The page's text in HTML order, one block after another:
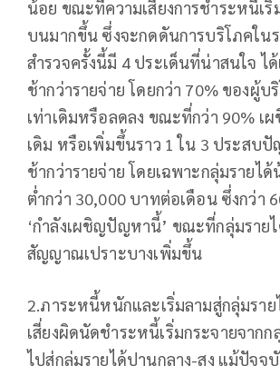
น้อย ขณะที่ความเสี่ยงการชำระหนี้เริ่
บนมากขึ้น ซึ่งจะกดดันการบริโภคใน
สำรวจครั้งนี้มี 4 ประเด็นที่น่าสนใจ ไ
ช้ากว่ารายจ่าย โดยกว่า 70% ของผู้บ
เท่าเดิมหรือลดลง ขณะที่กว่า 90% เ
เดิม หรือเพิ่มขึ้นราว 1 ใน 3 ประสบปั
ช้ากว่ารายจ่าย โดยเฉพาะกลุ่มรายไ
ต่ำกว่า 30,000 บาทต่อเดือน ซึ่งกว่า
‘กำลังเผชิญปัญหานี้’ ขณะที่กลุ่มรายไ
สัญญาณเปราะบางเพิ่มขึ้น
2.ภาระหนี้หนักและเริ่มลามสู่กลุ่มราย
เสี่ยงผิดนัดชำระหนี้เริ่มกระจายจากก
ไปสู่กลุ่มรายได้ปานกลาง-สูง แม้ปัจจุ